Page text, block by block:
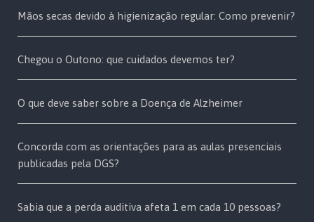
Mãos secas devido à higienização regular: Como prevenir?
Chegou o Outono: que cuidados devemos ter?
O que deve saber sobre a Doença de Alzheimer
Concorda com as orientações para as aulas presenciais
publicadas pela DGS?
Sabia que a perda auditiva afeta 1 em cada 10 pessoas?